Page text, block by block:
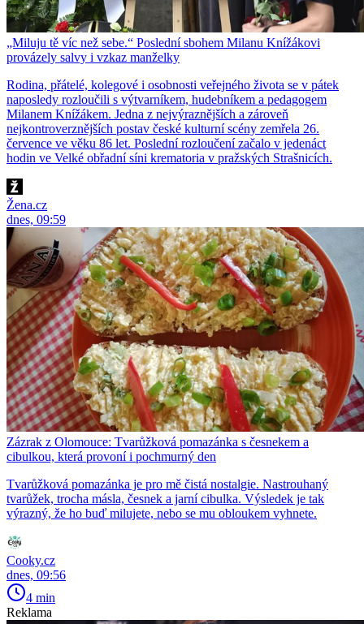
„Miluju tě víc než sebe.“ Poslední sbohem Milanu Knížákovi
provázely salvy i vzkaz manželky
Rodina, přátelé, kolegové i osobnosti veřejného života se v pátek
naposledy rozloučili s výtvarníkem, hudebníkem a pedagogem
Milanem Knížákem. Jedna z nejvýraznějších a zároveň
nejkontroverznějších postav české kulturní scény zemřela 26.
července ve věku 86 let. Poslední rozloučení začalo v jedenáct
hodin ve Velké obřadní síni krematoria v pražských Strašnicích.
Žena.cz
dnes, 09:59
Zázrak z Olomouce: Tvarůžková pomazánka s česnekem a
cibulkou, která provoní i pochmurný den
Tvarůžková pomazánka je pro mě čistá nostalgie. Nastrouhaný
tvarůžek, trocha másla, česnek a jarní cibulka. Výsledek je tak
výrazný, že ho buď milujete, nebo se mu obloukem vyhnete.
Cooky.cz
dnes, 09:56
4 min
Reklama